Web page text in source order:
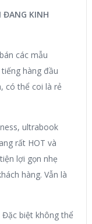
ĐANG KINH
các mẫu
hàng đầu
có thể coi là rẻ
ultrabook
rất HOT và
lợi gọn nhẹ
hàng. Vẫn là
biệt không thể